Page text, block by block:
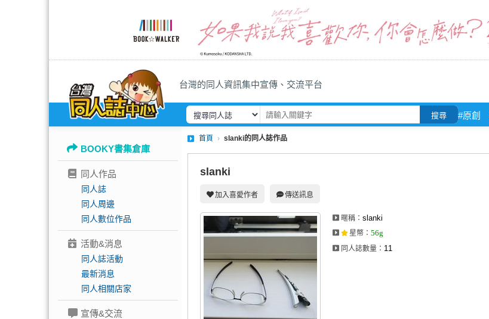
台灣的同人資訊集中宣傳、交流平台
搜尋 #原創
BOOKY書集倉庫
同人作品
同人誌
同人周邊
同人數位作品
活動&消息
同人誌活動
最新消息
同人相關店家
宣傳&交流
首頁 slanki的同人誌作品
slanki
加入喜愛作者 傳送訊息
暱稱： slanki
星幣 ： 56g
同人誌數量： 11